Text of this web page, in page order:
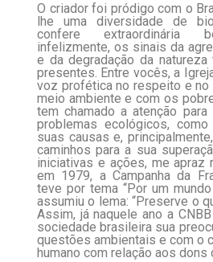
O criador foi pródigo com o
lhe uma diversidade de
confere extraordinária
infelizmente, os sinais da
e da degradação da natureza
presentes. Entre vocês, a
voz profética no respeito e no
meio ambiente e com os
tem chamado a atenção
problemas ecológicos, como
suas causas e,
caminhos para a sua
iniciativas e ações, me apraz
em 1979, a Campanha da
teve por tema “Por um mundo
assumiu o lema: “Preserve o
Assim, já naquele ano a
sociedade brasileira sua
questões ambientais e com o
humano com relação aos dons